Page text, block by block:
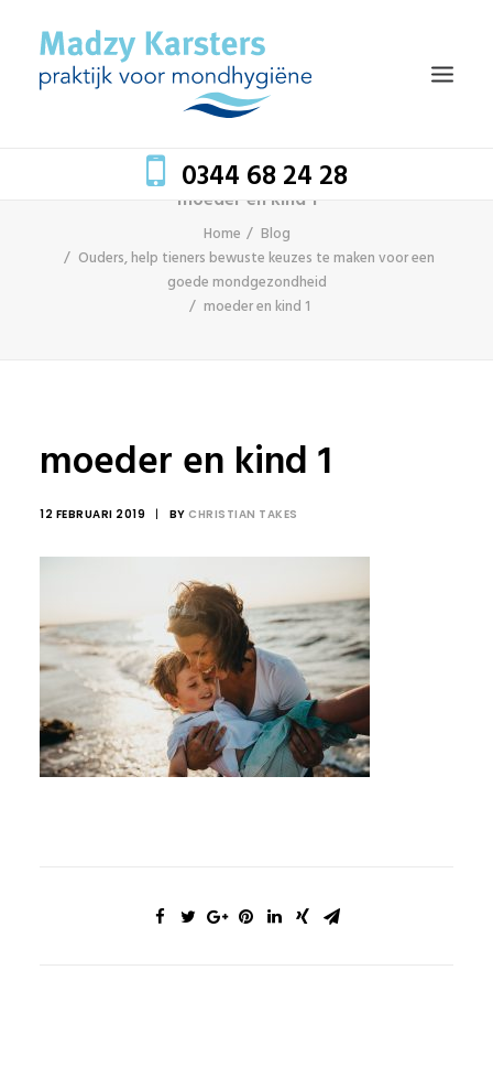
0344 68 24 28
HOME
© 2017 Beter Gebit
Sitemap
Disclaimer
Privacy Policy
moeder en kind 1
Home
Blog
Ouders, help tieners bewuste keuzes te maken voor een
goede mondgezondheid
moeder en kind 1
moeder en kind 1
12 FEBRUARI 2019 | BY CHRISTIAN TAKES